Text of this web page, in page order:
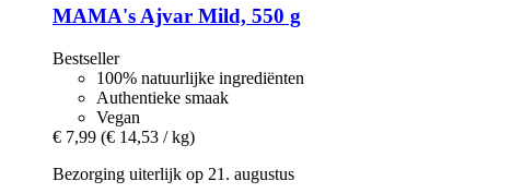
MAMA'sAjvar Mild, 550 g
Bestseller
100% natuurlijke ingrediënten
Authentieke smaak
Vegan
€ 7,99 (€ 14,53 / kg)
Bezorging uiterlijk op 21. augustus